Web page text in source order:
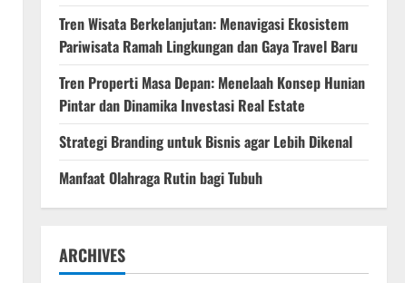
Tren Wisata Berkelanjutan: Menavigasi Ekosistem
Pariwisata Ramah Lingkungan dan Gaya Travel Baru
Tren Properti Masa Depan: Menelaah Konsep Hunian
Pintar dan Dinamika Investasi Real Estate
Strategi Branding untuk Bisnis agar Lebih Dikenal
Manfaat Olahraga Rutin bagi Tubuh
ARCHIVES